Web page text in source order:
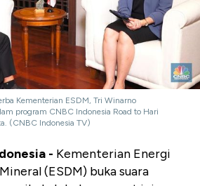
Kementerian ESDM, Tri Winarno
program CNBC Indonesia Road to Hari
(CNBC Indonesia TV)
- Kementerian Energi
(ESDM) buka suara